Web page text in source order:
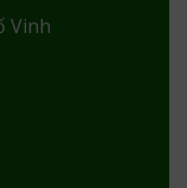
Vinh